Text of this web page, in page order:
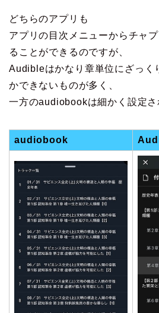
どちらのアプリも
アプリの目次メニューからチャ
ることができるのですが、
Audibleはかなり章単位にざっく
かできないものが多く、
一方のaudiobookは細かく設定さ
audiobook